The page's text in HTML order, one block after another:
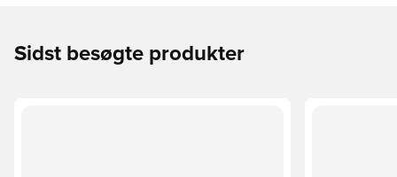
Sidst besøgte produkter